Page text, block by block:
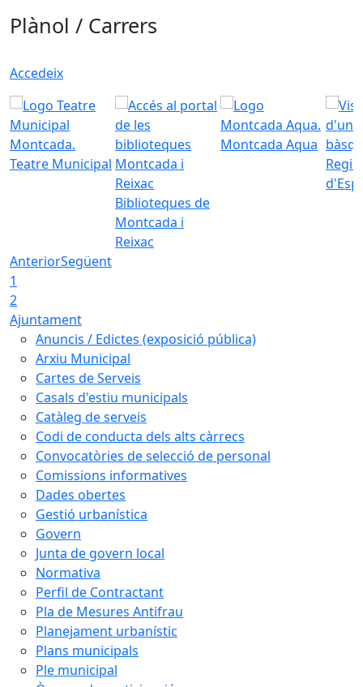
Plànol / Carrers
Accedeix
Teatre Municipal
Biblioteques de
Montcada i
Reixac
Montcada Aqua
AnteriorSegüent
1
2
Ajuntament
Anuncis / Edictes (exposició pública)
Arxiu Municipal
Cartes de Serveis
Casals d'estiu municipals
Catàleg de serveis
Codi de conducta dels alts càrrecs
Convocatòries de selecció de personal
Comissions informatives
Dades obertes
Gestió urbanística
Govern
Junta de govern local
Normativa
Perfil de Contractant
Pla de Mesures Antifrau
Planejament urbanístic
Plans municipals
Ple municipal